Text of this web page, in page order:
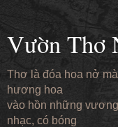
Vườn Thơ
Thơ là đóa hoa nở
hương hoa
vào hồn những
nhạc, có bóng